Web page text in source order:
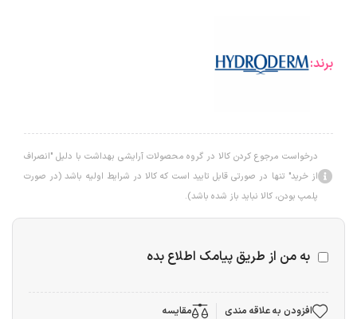
برند:
درخواست مرجوع کردن کالا در گروه محصولات آرایشی بهداشت با دلیل "انصراف
از خرید" تنها در صورتی قابل تایید است که کالا در شرایط اولیه باشد (در صورت
پلمپ بودن، کالا نباید باز شده باشد).
به من از طریق پیامک اطلاع بده
افزودن به علاقه مندی مقایسه